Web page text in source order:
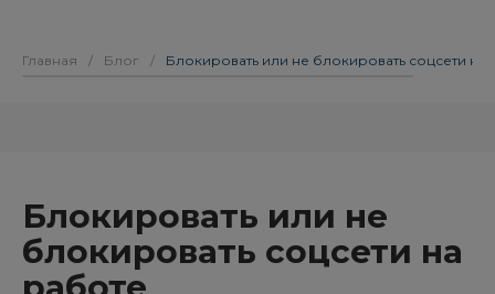
Главная / Блог / Блокировать или не блокировать соцсети на
Блокировать или не
блокировать соцсети на